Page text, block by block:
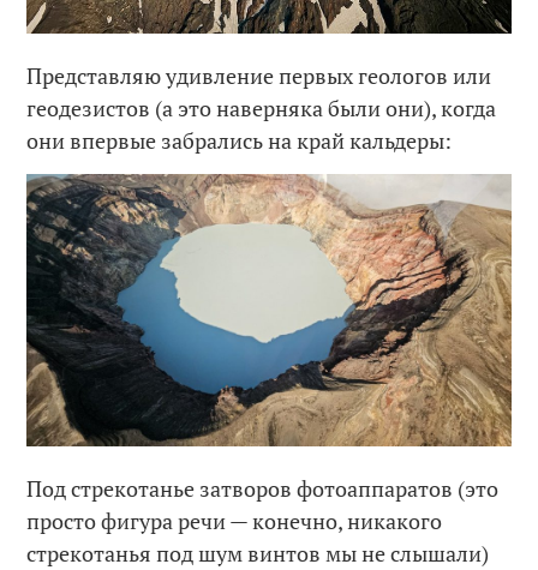
Представляю удивление первых геологов или
геодезистов (а это наверняка были они), когда
они впервые забрались на край кальдеры:
Под стрекотанье затворов фотоаппаратов (это
просто фигура речи — конечно, никакого
стрекотанья под шум винтов мы не слышали)